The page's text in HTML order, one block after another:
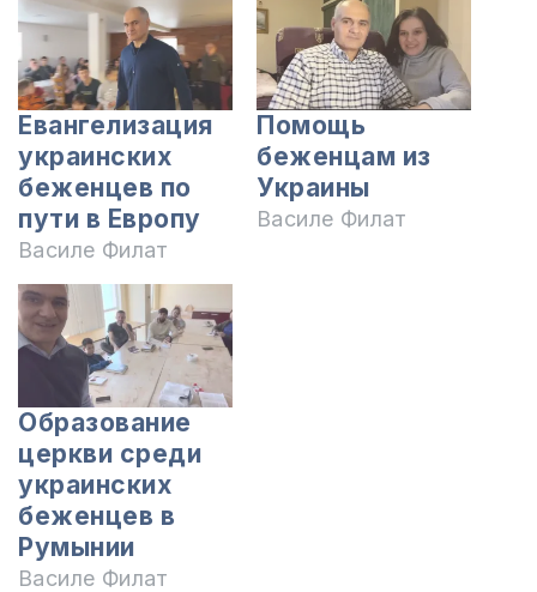
Евангелизация
украинских
беженцев по
пути в Европу
Василе Филат
Помощь
беженцам из
Украины
Василе Филат
Образование
церкви среди
украинских
беженцев в
Румынии
Василе Филат